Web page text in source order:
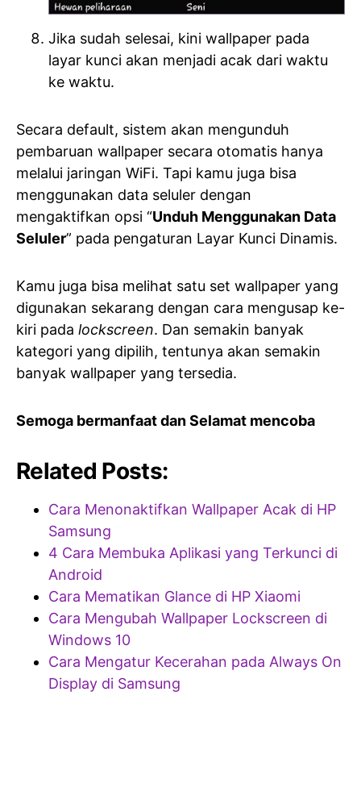
Jika sudah selesai, kini wallpaper pada
layar kunci akan menjadi acak dari waktu
ke waktu.
Secara default, sistem akan mengunduh
pembaruan wallpaper secara otomatis hanya
melalui jaringan WiFi. Tapi kamu juga bisa
menggunakan data seluler dengan
mengaktifkan opsi “Unduh Menggunakan Data
Seluler” pada pengaturan Layar Kunci Dinamis.
Kamu juga bisa melihat satu set wallpaper yang
digunakan sekarang dengan cara mengusap ke-
kiri pada lockscreen. Dan semakin banyak
kategori yang dipilih, tentunya akan semakin
banyak wallpaper yang tersedia.
Semoga bermanfaat dan Selamat mencoba
Related Posts:
Cara Menonaktifkan Wallpaper Acak di HP
Samsung
4 Cara Membuka Aplikasi yang Terkunci di
Android
Cara Mematikan Glance di HP Xiaomi
Cara Mengubah Wallpaper Lockscreen di
Windows 10
Cara Mengatur Kecerahan pada Always On
Display di Samsung